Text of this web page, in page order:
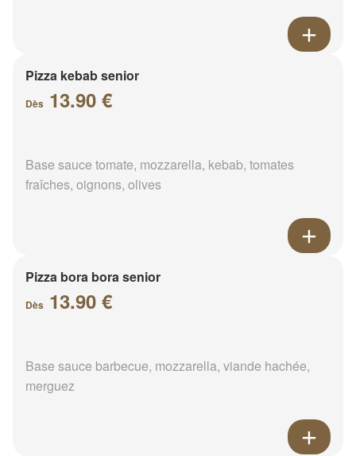
Pizza kebab senior
Dès 13.90 €
Base sauce tomate, mozzarella, kebab, tomates
fraîches, oignons, olives
Pizza bora bora senior
Dès 13.90 €
Base sauce barbecue, mozzarella, viande hachée,
merguez